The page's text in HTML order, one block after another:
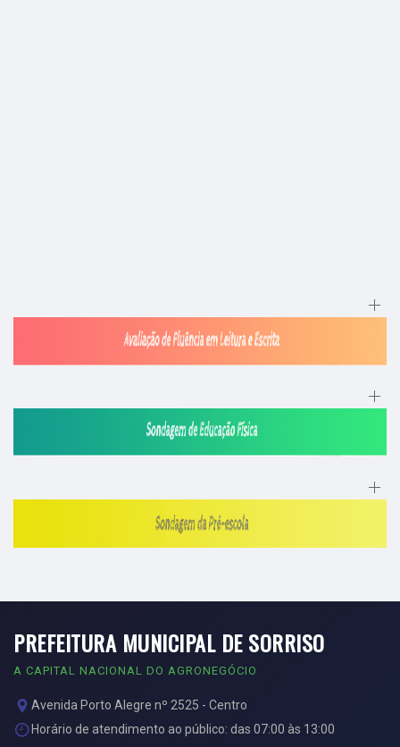
PREFEITURA MUNICIPAL DE SORRISO
A CAPITAL NACIONAL DO AGRONEGÓCIO
Avenida Porto Alegre nº 2525 - Centro
Horário de atendimento ao público: das 07:00 às 13:00